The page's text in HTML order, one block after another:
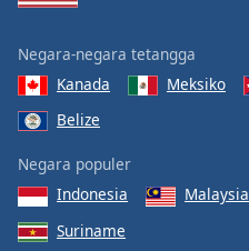
Negara-negara tetangga
Kanada
Meksiko
Belize
Negara populer
Indonesia
Malaysia
Suriname